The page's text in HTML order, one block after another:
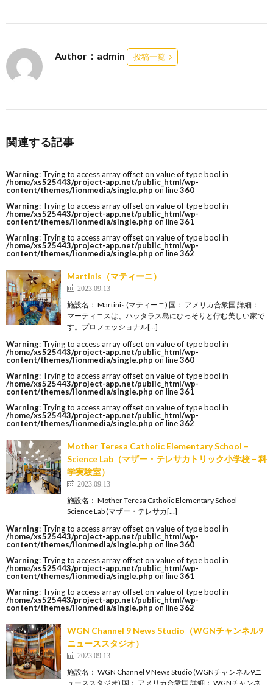
Author：admin 投稿一覧
関連する記事
Warning: Trying to access array offset on value of type bool in
/home/xs525443/project-app.net/public_html/wp-
content/themes/lionmedia/single.php on line360
Warning: Trying to access array offset on value of type bool in
/home/xs525443/project-app.net/public_html/wp-
content/themes/lionmedia/single.php on line361
Warning: Trying to access array offset on value of type bool in
/home/xs525443/project-app.net/public_html/wp-
content/themes/lionmedia/single.php on line362
Martinis（マティーニ）
2023.09.13
施設名： Martinis (マティーニ) 国： アメリカ合衆国 詳細：
マーティニスは、ハッタラス島にひっそりと佇む美しい家で
す。プロフェッショナル[…]
Warning: Trying to access array offset on value of type bool in
/home/xs525443/project-app.net/public_html/wp-
content/themes/lionmedia/single.php on line360
Warning: Trying to access array offset on value of type bool in
/home/xs525443/project-app.net/public_html/wp-
content/themes/lionmedia/single.php on line361
Warning: Trying to access array offset on value of type bool in
/home/xs525443/project-app.net/public_html/wp-
content/themes/lionmedia/single.php on line362
Mother Teresa Catholic Elementary School –
Science Lab（マザー・テレサカトリック小学校 – 科
学実験室）
2023.09.13
施設名： Mother Teresa Catholic Elementary School –
Science Lab (マザー・テレサカ[…]
Warning: Trying to access array offset on value of type bool in
/home/xs525443/project-app.net/public_html/wp-
content/themes/lionmedia/single.php on line360
Warning: Trying to access array offset on value of type bool in
/home/xs525443/project-app.net/public_html/wp-
content/themes/lionmedia/single.php on line361
Warning: Trying to access array offset on value of type bool in
/home/xs525443/project-app.net/public_html/wp-
content/themes/lionmedia/single.php on line362
WGN Channel 9 News Studio（WGNチャンネル9
ニューススタジオ）
2023.09.13
施設名： WGN Channel 9 News Studio (WGNチャンネル9ニ
ューススタジオ) 国： アメリカ合衆国 詳細： WGNチャンネ